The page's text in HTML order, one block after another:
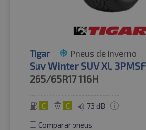
Tigar Pneus de inverno
Suv Winter SUV XL 3PMSF
265/65R17116H
C C 73 dB
Comparar pneus